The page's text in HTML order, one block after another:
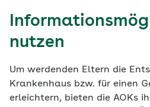
nutzen
Um werdenden Eltern die
Krankenhaus bzw. für einen
erleichtern, bieten die AOKs